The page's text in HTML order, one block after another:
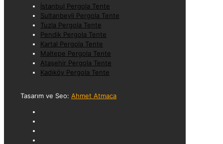
İstanbul Pergola Tente
Sultanbeyli Pergola Tente
Tuzla Pergola Tente
Pendik Pergola Tente
Kartal Pergola Tente
Maltepe Pergola Tente
Ataşehir Pergola Tente
Kadıköy Pergola Tente
Tasarım ve Seo: Ahmet Atmaca